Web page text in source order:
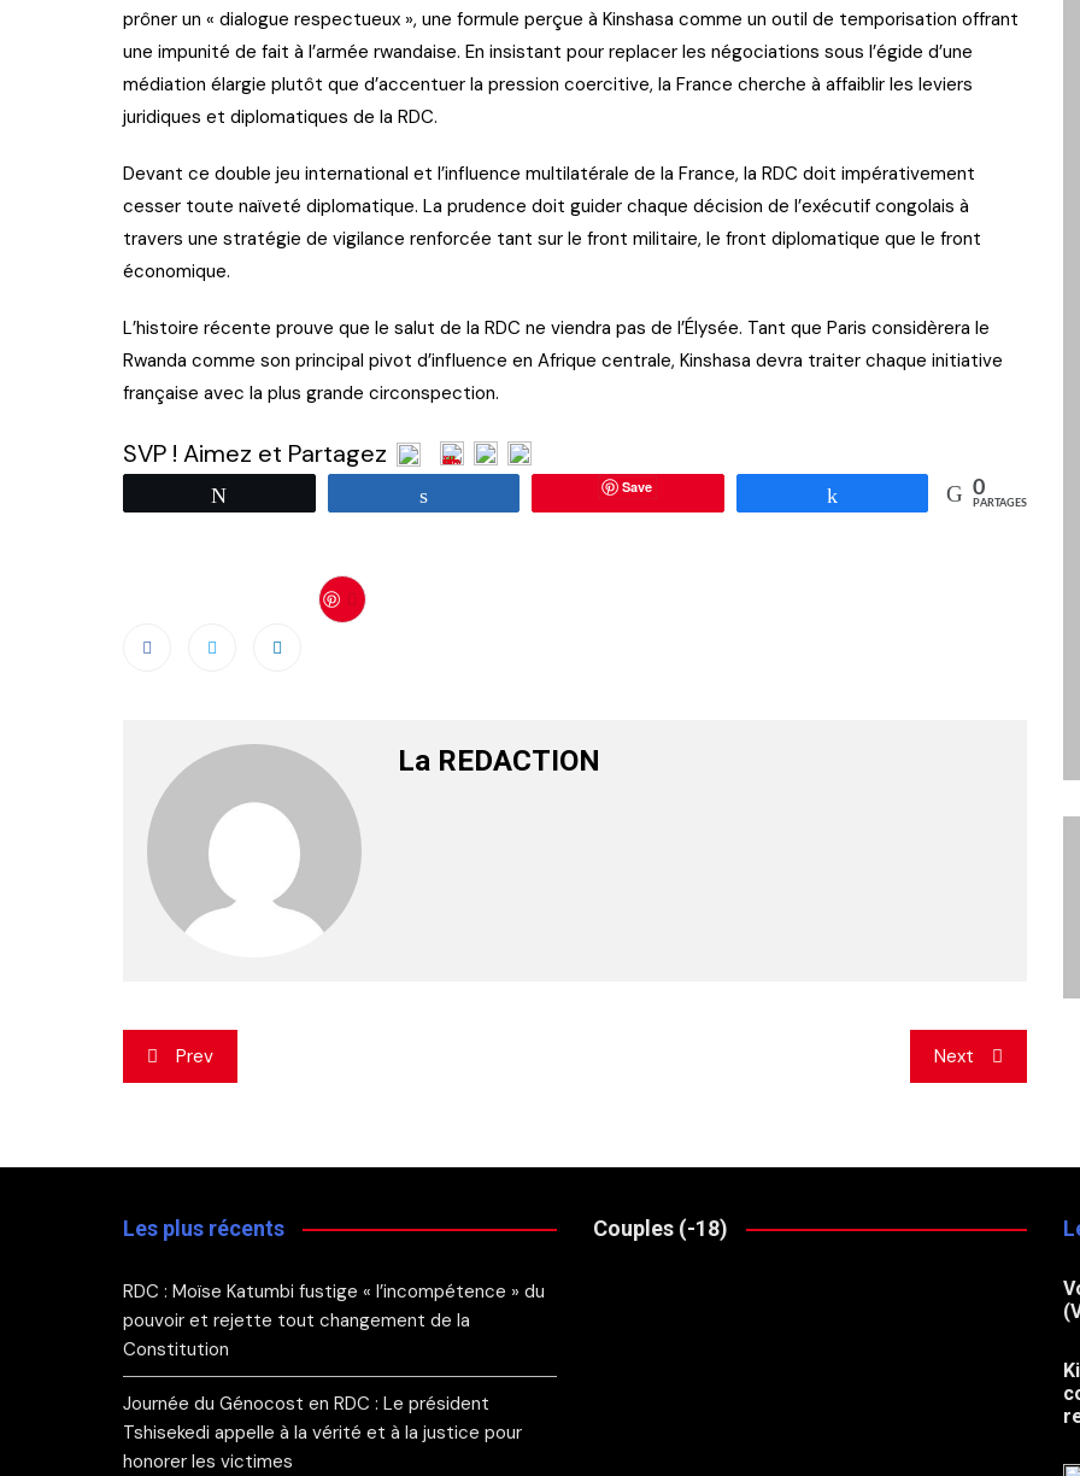
prôner un « dialogue respectueux », une formule perçue à Kinshasa comme un outil de temporisation offrant
une impunité de fait à l’armée rwandaise. En insistant pour replacer les négociations sous l’égide d’une
médiation élargie plutôt que d’accentuer la pression coercitive, la France cherche à affaiblir les leviers
juridiques et diplomatiques de la RDC.
Devant ce double jeu international et l’influence multilatérale de la France, la RDC doit impérativement
cesser toute naïveté diplomatique. La prudence doit guider chaque décision de l’exécutif congolais à
travers une stratégie de vigilance renforcée tant sur le front militaire, le front diplomatique que le front
économique.
L’histoire récente prouve que le salut de la RDC ne viendra pas de l’Élysée. Tant que Paris considèrera le
Rwanda comme son principal pivot d’influence en Afrique centrale, Kinshasa devra traiter chaque initiative
française avec la plus grande circonspection.
SVP ! Aimez et Partagez
Save 0
PARTAGES
La REDACTION
Navigation
de
Prev Next
Les plus récents
RDC : Moïse Katumbi fustige « l’incompétence » du
pouvoir et rejette tout changement de la
Constitution
Journée du Génocost en RDC : Le président
Tshisekedi appelle à la vérité et à la justice pour
honorer les victimes
Couples (-18)